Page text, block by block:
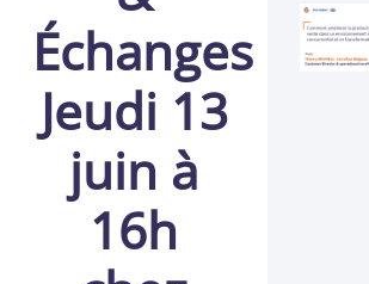
Échanges
Jeudi 13
juin à
16h